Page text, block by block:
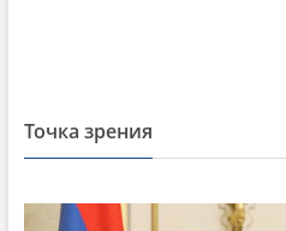
g
a
t
а
т
Точка зрения